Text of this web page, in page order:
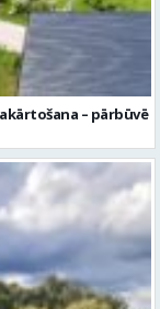
– pārbūvē